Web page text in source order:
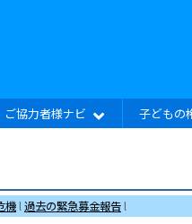
ご協力者様ナビ 子どもの
機l過去の緊急募金報告l